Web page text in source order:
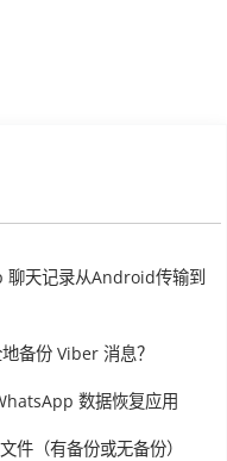
聊天记录从Android传输到
备份 Viber 消息？
数据恢复应用
件（有备份或无备份）